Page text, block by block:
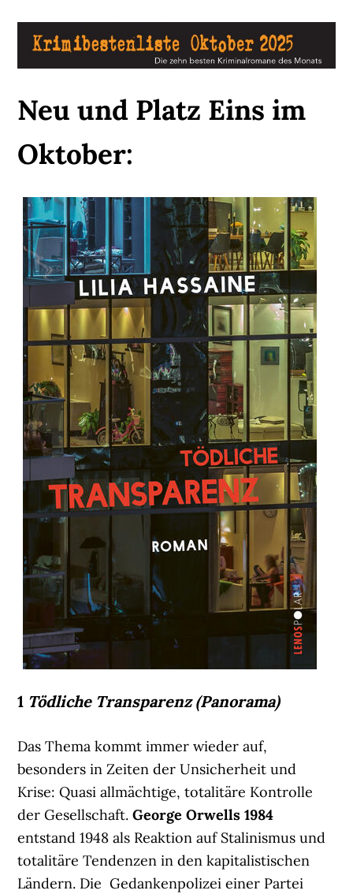
Neu und Platz Eins im
Oktober:
1 Tödliche Transparenz (Panorama)
Das Thema kommt immer wieder auf,
besonders in Zeiten der Unsicherheit und
Krise: Quasi allmächtige, totalitäre Kontrolle
der Gesellschaft.George Orwells 1984
entstand 1948 als Reaktion auf Stalinismus und
totalitäre Tendenzen in den kapitalistischen
Ländern. Die Gedankenpolizei einer Partei